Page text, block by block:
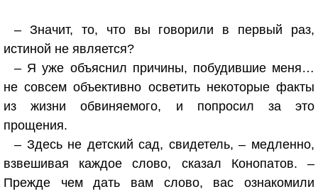
– Значит, то, что вы говорили в первый раз,
истиной не является?
– Я уже объяснил причины, побудившие меня…
не совсем объективно осветить некоторые факты
из жизни обвиняемого, и попросил за это
прощения.
– Здесь не детский сад, свидетель, – медленно,
взвешивая каждое слово, сказал Конопатов. –
Прежде чем дать вам слово, вас ознакомили